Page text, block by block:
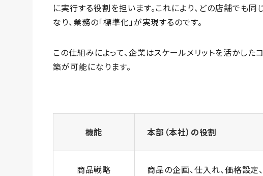
に実行する役割を担います。これにより、どの店舗でも
なり、業務の「標準化」が実現するのです。
この仕組みによって、企業はスケールメリットを活かした
築が可能になります。
機能 本部（本社）の役割
商品戦略 商品の企画、仕入れ、価格設定